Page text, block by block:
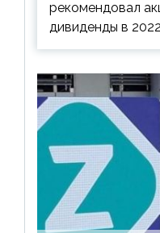
рекомендовал
дивиденды в 2022